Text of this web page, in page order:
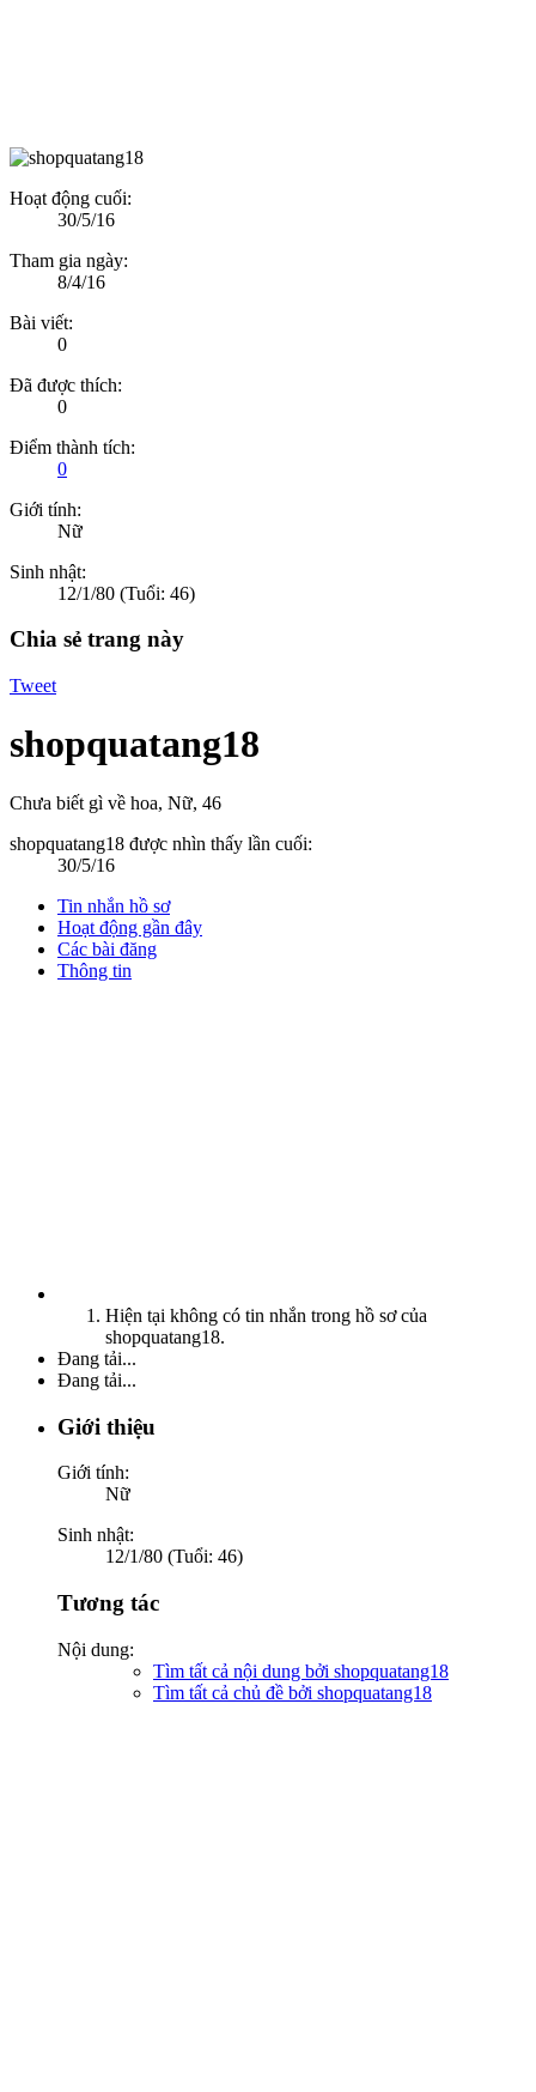
Hoạt động cuối:
30/5/16
Tham gia ngày:
8/4/16
Bài viết:
0
Đã được thích:
0
Điểm thành tích:
0
Giới tính:
Nữ
Sinh nhật:
12/1/80 (Tuổi: 46)
Chia sẻ trang này
Tweet
shopquatang18
Chưa biết gì về hoa, Nữ, 46
shopquatang18 được nhìn thấy lần cuối:
30/5/16
Tin nhắn hồ sơ
Hoạt động gần đây
Các bài đăng
Thông tin
Hiện tại không có tin nhắn trong hồ sơ của
shopquatang18.
Đang tải...
Đang tải...
Giới thiệu
Giới tính:
Nữ
Sinh nhật:
12/1/80 (Tuổi: 46)
Tương tác
Nội dung:
Tìm tất cả nội dung bởi shopquatang18
Tìm tất cả chủ đề bởi shopquatang18